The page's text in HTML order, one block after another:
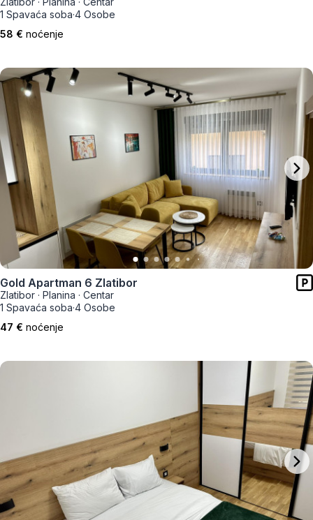
1 Spavaća soba·4 Osobe
58 € noćenje
Gold Apartman 6 Zlatibor
Zlatibor · Planina · Centar
1 Spavaća soba·4 Osobe
47 € noćenje